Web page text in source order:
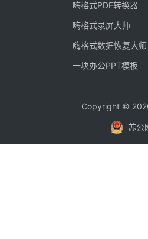
嗨格式PDF转换器
嗨格式录屏大师
嗨格式数据恢复大师
一块办公PPT模板
Copyright ©
苏